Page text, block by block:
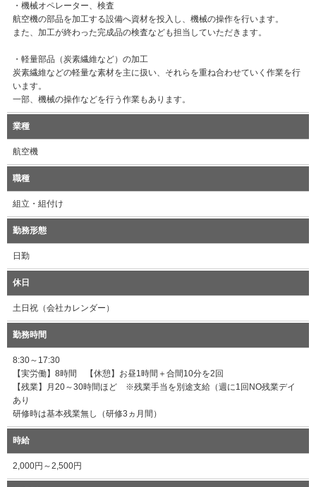
・機械オペレーター、検査
航空機の部品を加工する設備へ資材を投入し、機械の操作を行います。
また、加工が終わった完成品の検査なども担当していただきます。
・軽量部品（炭素繊維など）の加工
炭素繊維などの軽量な素材を主に扱い、それらを重ね合わせていく作業を行
います。
一部、機械の操作などを行う作業もあります。
業種
航空機
職種
組立・組付け
勤務形態
日勤
休日
土日祝（会社カレンダー）
勤務時間
8:30～17:30
【実労働】8時間 【休憩】お昼1時間＋合間10分を2回
【残業】月20～30時間ほど ※残業手当を別途支給（週に1回NO残業デイ
あり
研修時は基本残業無し（研修3ヵ月間）
時給
2,000円～2,500円